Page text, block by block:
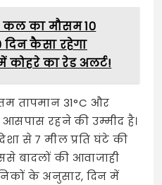
कल का मौसम 10
दिन कैसा रहेगा
का रेड अलर्ट!
तापमान 31°C और
रहने की उम्मीद है।
से 7 मील प्रति घंटे की
बादलों की आवाजाही
के अनुसार, दिन में